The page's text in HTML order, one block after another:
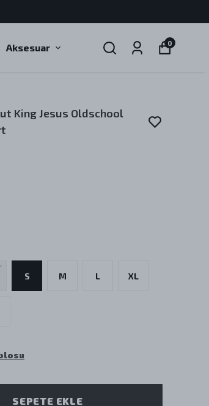
Aksesuar 0
King Jesus Oldschool
S M L XL
SEPETE EKLE